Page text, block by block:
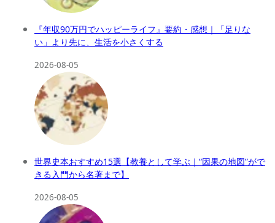
『年収90万円でハッピーライフ』要約・感想｜「足りな
い」より先に、生活を小さくする
2026-08-05
世界史本おすすめ15選【教養として学ぶ｜“因果の地図”がで
きる入門から名著まで】
2026-08-05